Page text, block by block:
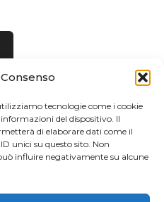
tecnologie come i cookie
del dispositivo. Il
di elaborare dati come il
unici su questo sito. Non
influire negativamente su alcune